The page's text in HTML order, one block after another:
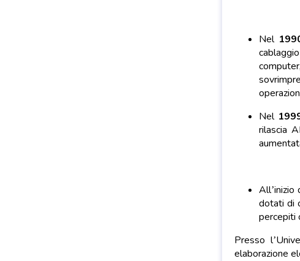
Nel
Nel
rilascia
All’inizio
dotati di
percepiti
Presso
elaborazione